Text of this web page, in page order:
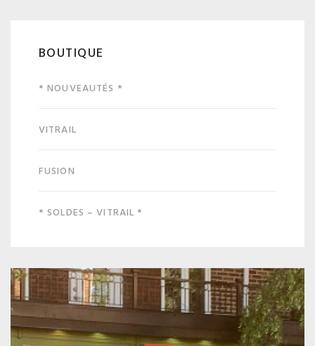
BOUTIQUE
* NOUVEAUTÉS *
VITRAIL
FUSION
* SOLDES – VITRAIL *